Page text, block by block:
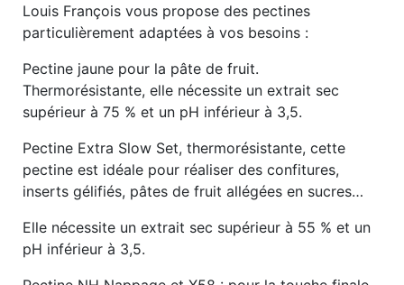
Louis François vous propose des pectines
particulièrement adaptées à vos besoins :
Pectine jaune pour la pâte de fruit.
Thermorésistante, elle nécessite un extrait sec
supérieur à 75 % et un pH inférieur à 3,5.
Pectine Extra Slow Set, thermorésistante, cette
pectine est idéale pour réaliser des confitures,
inserts gélifiés, pâtes de fruit allégées en sucres…
Elle nécessite un extrait sec supérieur à 55 % et un
pH inférieur à 3,5.